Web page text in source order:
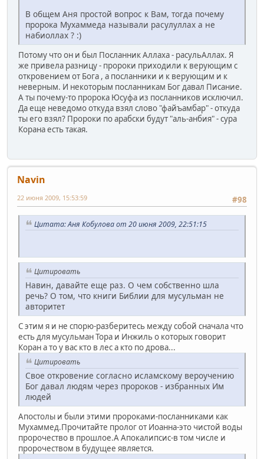
В общем Аня простой вопрос к Вам, тогда почему
пророка Мухаммеда называли расулуллах а не
набиоллах ? :)
Потому что он и был Посланник Аллаха - расульАллах. Я
же привела разницу - пророки приходили к верующим с
откровением от Бога , а посланники и к верующим и к
неверным. И некоторым посланникам Бог давал Писание.
А ты почему-то пророка Юсуфа из посланников исключил.
Да еще неведомо откуда взял слово "файъамбар" - откуда
ты его взял? Пророки по арабски будут "аль-анбия" - сура
Корана есть такая.
Navin
#98
22 июня 2009, 15:53:59
Цитата: Аня Кобулова от 20 июня 2009, 22:51:15
Цитировать
Навин, давайте еще раз. О чем собственно шла
речь? О том, что книги Библии для мусульман не
авторитет
С этим я и не спорю-разберитесь между собой сначала что
есть для мусульман Тора и Инжиль о которых говорит
Коран а то у вас кто в лес а кто по дрова...
Цитировать
Свое откровение согласно исламскому вероучению
Бог давал людям через пророков - избранных Им
людей
Апостолы и были этими пророками-посланниками как
Мухаммед.Прочитайте пролог от Иоанна-это чистой воды
пророчество в прошлое.А Апокалипсис-в том числе и
пророчеством в будущее является.